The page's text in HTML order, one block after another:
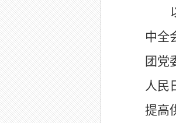
中全
团党
人民
提高